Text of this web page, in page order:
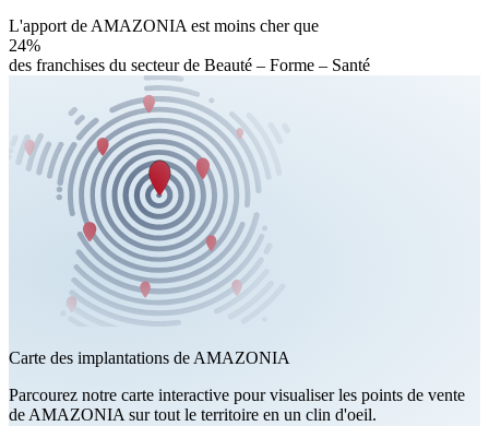
L'apport de AMAZONIA est moins cher que
24%
des franchises du secteur de Beauté – Forme – Santé
Carte des implantations de AMAZONIA
Parcourez notre carte interactive pour visualiser les points de vente
de AMAZONIA sur tout le territoire en un clin d'oeil.